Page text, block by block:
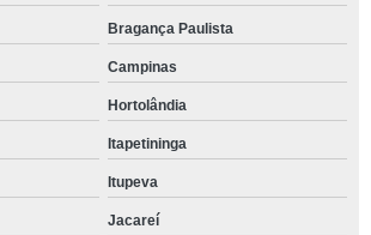
Bragança Paulista
Campinas
Hortolândia
Itapetininga
Itupeva
Jacareí